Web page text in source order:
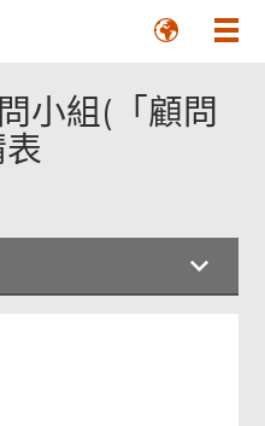
小組(「顧問